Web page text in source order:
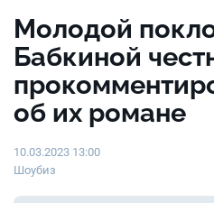
Молодой
Бабкиной
об их романе
10.03.2023 13:00
Шоубиз